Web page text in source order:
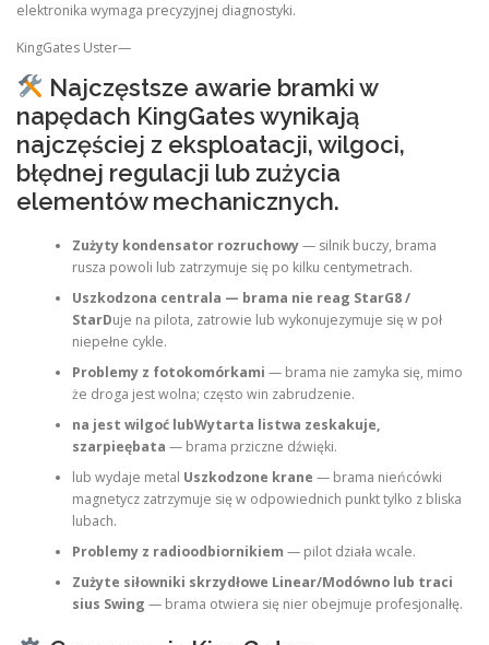
elektronika wymaga precyzyjnej diagnostyki.
KingGates Uster—
Najczęstsze awarie bramki w
napędach KingGates wynikają
najczęściej z eksploatacji, wilgoci,
błędnej regulacji lub zużycia
elementów mechanicznych.
Zużyty kondensator rozruchowy— silnik buczy, brama
rusza powoli lub zatrzymuje się po kilku centymetrach.
Uszkodzona centrala — brama nie reag StarG8 /
StarDuje na pilota, zatrowie lub wykonujezymuje się w poł
niepełne cykle.
Problemy z fotokomórkami — brama nie zamyka się, mimo
że droga jest wolna; często win zabrudzenie.
na jest wilgoć lubWytarta listwa zeskakuje,
szarpieębata — brama prziczne dźwięki.
lub wydaje metal Uszkodzone krane — brama nieńcówki
magnetycz zatrzymuje się w odpowiednich punkt tylko z bliska
lubach.
Problemy z radioodbiornikiem — pilot działa wcale.
Zużyte siłowniki skrzydłowe Linear/Modówno lub traci
sius Swing — brama otwiera się nier obejmuje profesjonalłę.